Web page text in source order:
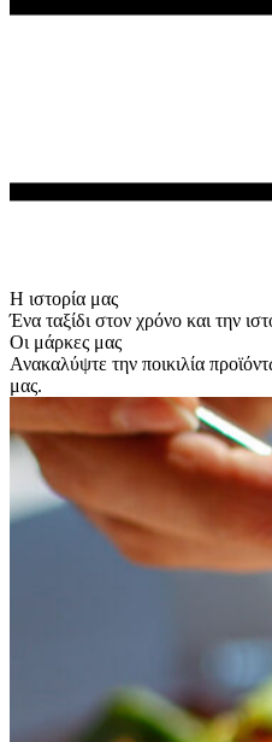
Η ιστορία μας
Ένα ταξίδι στον χρόνο και την
Οι μάρκες μας
Ανακαλύψτε την ποικιλία
μας.